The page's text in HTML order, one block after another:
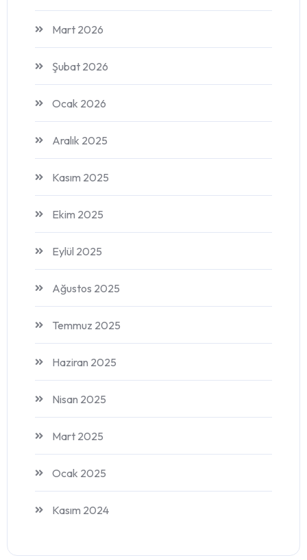
Mart 2026
Şubat 2026
Ocak 2026
Aralık 2025
Kasım 2025
Ekim 2025
Eylül 2025
Ağustos 2025
Temmuz 2025
Haziran 2025
Nisan 2025
Mart 2025
Ocak 2025
Kasım 2024